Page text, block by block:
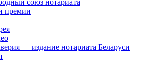
союз нотариата
премии
— издание нотариата Беларуси